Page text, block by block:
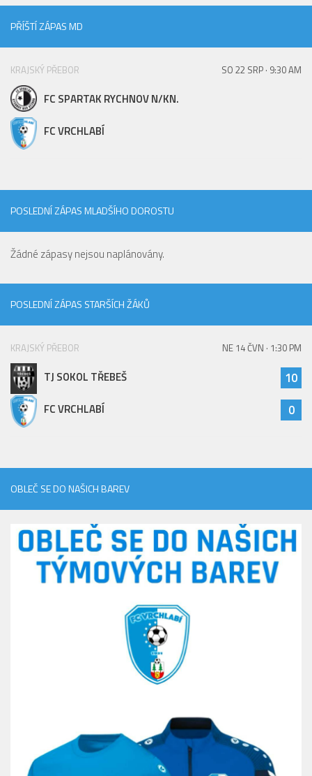
PŘÍŠTÍ ZÁPAS MD
KRAJSKÝ PŘEBOR SO 22 SRP · 9:30 AM
FC SPARTAK RYCHNOV N/KN.
FC VRCHLABÍ
POSLEDNÍ ZÁPAS MLADŠÍHO DOROSTU
Žádné zápasy nejsou naplánovány.
POSLEDNÍ ZÁPAS STARŠÍCH ŽÁKŮ
KRAJSKÝ PŘEBOR NE 14 ČVN · 1:30 PM
TJ SOKOL TŘEBEŠ 10
FC VRCHLABÍ 0
OBLEČ SE DO NAŠICH BAREV